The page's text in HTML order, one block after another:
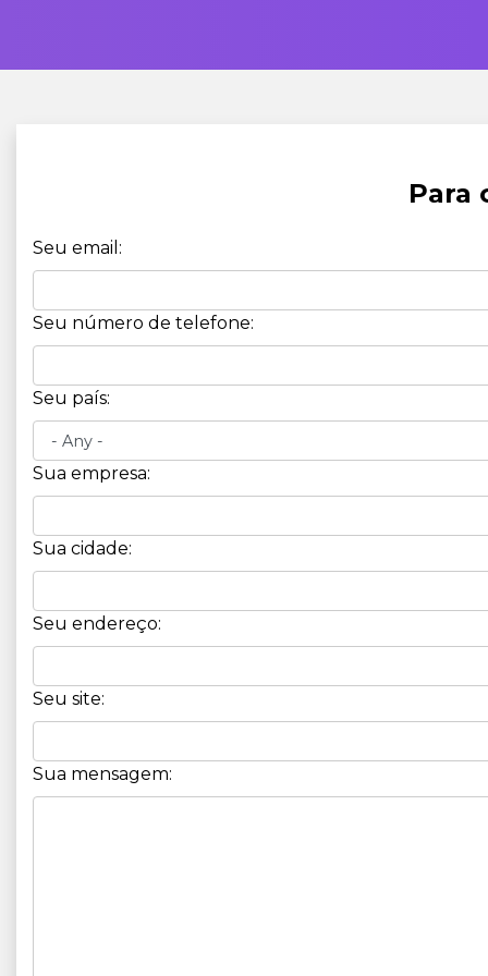
Para
Seu email:
Seu número de telefone:
Seu país:
Sua empresa:
Sua cidade:
Seu endereço:
Seu site:
Sua mensagem: